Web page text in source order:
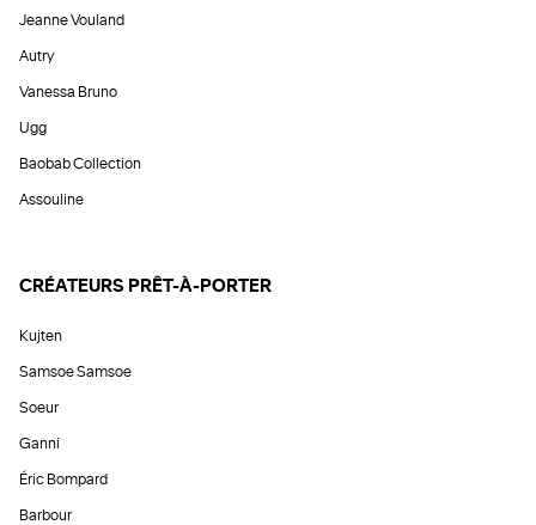
Jeanne Vouland
Autry
Vanessa Bruno
Ugg
Baobab Collection
Assouline
CRÉATEURS PRÊT-À-PORTER
Kujten
Samsoe Samsoe
Soeur
Ganni
Éric Bompard
Barbour